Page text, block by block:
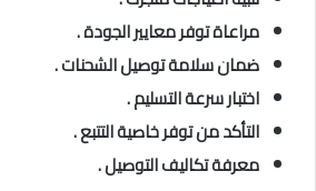
مراعاة توفر معايير الجودة .
ضمان سلامة توصيل الشحنات .
اختبار سرعة التسليم .
التأكد من توفر خاصية التتبع .
معرفة تكاليف التوصيل .